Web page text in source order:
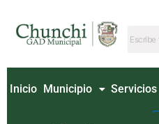
contenido
Inicio Municipio Servicios
por: